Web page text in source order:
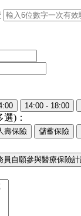
14:00 - 18:00
)：
壽保險 儲蓄保險
員自願參與醫療保險